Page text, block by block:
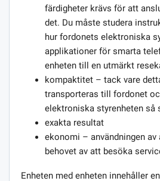
färdigheter krävs för att
det. Du måste studera
hur fordonets elektroniska
applikationer för smarta
enheten till en utmärkt
kompaktitet – tack vare
transporteras till fordonet
elektroniska styrenheten så
exakta resultat
ekonomi – användningen av
behovet av att besöka
Enheten med enheten innehåller